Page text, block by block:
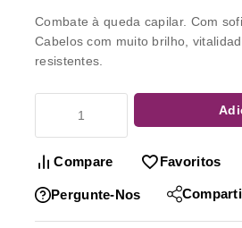
Combate à queda capilar. Com
Cabelos com muito brilho,
resistentes.
Compare Favoritos
Pergunte-Nos